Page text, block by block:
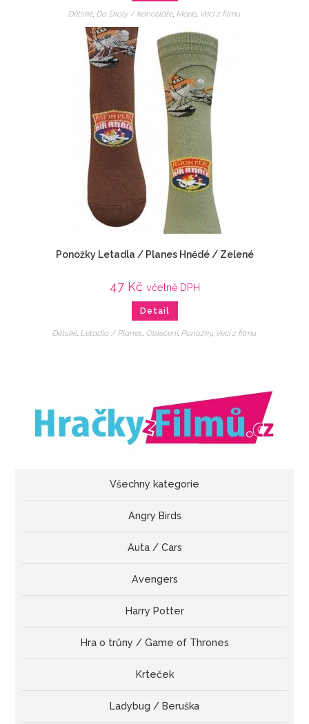
Dětské, Do školy / kanceláře, Mario, Veci z filmu
Ponožky Letadla / Planes Hnědé / Zelené
47 Kč včetně DPH
Detail
Dětské Letadla / Planes Oblečení, Ponožky, Veci z filmu
Všechny kategorie
Angry Birds
Auta / Cars
Avengers
Harry Potter
Hra o trůny / Game of Thrones
Krteček
Ladybug / Beruška